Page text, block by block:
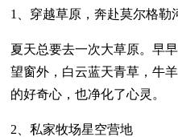
1、穿越草原，奔赴莫尔格勒
夏天总要去一次大草原。早
望窗外，白云蓝天青草，牛
的好奇心，也净化了心灵。
2、私家牧场星空营地